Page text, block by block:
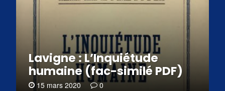
Lavigne : L’Inquiétude
humaine (fac-similé PDF)
15 mars 2020 0